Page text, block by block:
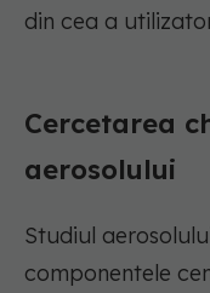
din cea a
Cercetarea
aerosolului
Studiul
componentele